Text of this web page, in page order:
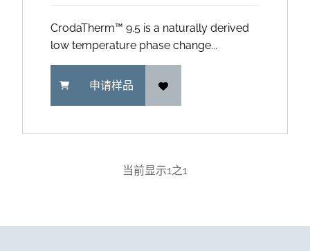
CrodaTherm™ 9.5 is a naturally derived
low temperature phase change...
申请样品
当前显示1之1